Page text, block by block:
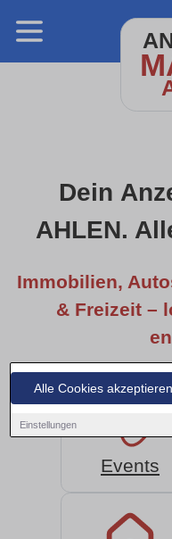
Alle Cookies akzeptieren
Einstellungen
Dein
AHLEN.
Immobilien,
& Freizeit –
Events